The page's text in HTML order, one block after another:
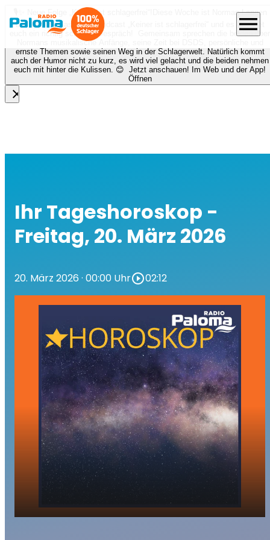
🎙️✨ Neue Folge „Keiner ist schlagerfrei“!
Diese Woche ist Norman Langen
bei Nora zu Gast beim Podcast „Keiner ist schlagerfrei“ und es erwartet
euch ein richtig schönes Gespräch! Gemeinsam sprechen die beiden über
Normans musikalische Anfänge, seine Zeit bei DSDS, persönliche und
ernste Themen sowie seinen Weg in der Schlagerwelt. Natürlich kommt
auch der Humor nicht zu kurz, es wird viel gelacht und die beiden nehmen
euch mit hinter die Kulissen. 😊 Jetzt anschauen! Im Web und der App!
Öffnen
close
menu
Ihr Tageshoroskop -
Freitag, 20. März 2026
20. März 2026 · 00:00 Uhrplay_circle_outline02:12